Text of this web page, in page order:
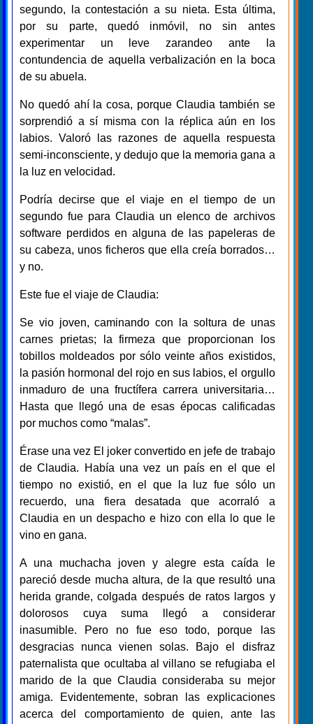
segundo, la contestación a su nieta. Esta última,
por su parte, quedó inmóvil, no sin antes
experimentar un leve zarandeo ante la
contundencia de aquella verbalización en la boca
de su abuela.
No quedó ahí la cosa, porque Claudia también se
sorprendió a sí misma con la réplica aún en los
labios. Valoró las razones de aquella respuesta
semi-inconsciente, y dedujo que la memoria gana a
la luz en velocidad.
Podría decirse que el viaje en el tiempo de un
segundo fue para Claudia un elenco de archivos
software perdidos en alguna de las papeleras de
su cabeza, unos ficheros que ella creía borrados…
y no.
Este fue el viaje de Claudia:
Se vio joven, caminando con la soltura de unas
carnes prietas; la firmeza que proporcionan los
tobillos moldeados por sólo veinte años existidos,
la pasión hormonal del rojo en sus labios, el orgullo
inmaduro de una fructífera carrera universitaria…
Hasta que llegó una de esas épocas calificadas
por muchos como “malas”.
Érase una vez El joker convertido en jefe de trabajo
de Claudia. Había una vez un país en el que el
tiempo no existió, en el que la luz fue sólo un
recuerdo, una fiera desatada que acorraló a
Claudia en un despacho e hizo con ella lo que le
vino en gana.
A una muchacha joven y alegre esta caída le
pareció desde mucha altura, de la que resultó una
herida grande, colgada después de ratos largos y
dolorosos cuya suma llegó a considerar
inasumible. Pero no fue eso todo, porque las
desgracias nunca vienen solas. Bajo el disfraz
paternalista que ocultaba al villano se refugiaba el
marido de la que Claudia consideraba su mejor
amiga. Evidentemente, sobran las explicaciones
acerca del comportamiento de quien, ante las